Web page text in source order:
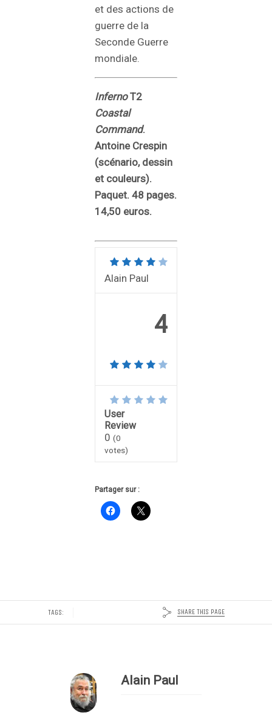
et des actions de
guerre de la
Seconde Guerre
mondiale.
InfernoT2
Coastal
Command.
Antoine Crespin
(scénario, dessin
et couleurs).
Paquet. 48 pages.
14,50 euros.
Alain Paul
4
User
Review
0 (0
votes)
Partager sur :
TAGS: SHARE THIS PAGE
Alain Paul